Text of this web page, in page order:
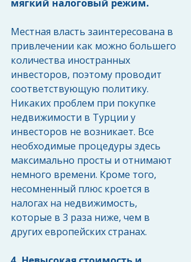
мягкий налоговый режим.
Местная власть заинтересована в
привлечении как можно большего
количества иностранных
инвесторов, поэтому проводит
соответствующую политику.
Никаких проблем при покупке
недвижимости в Турции у
инвесторов не возникает. Все
необходимые процедуры здесь
максимально просты и отнимают
немного времени. Кроме того,
несомненный плюс кроется в
налогах на недвижимость,
которые в 3 раза ниже, чем в
других европейских странах.